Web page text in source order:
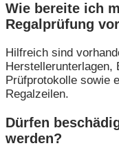
Wie bereite ich
Regalprüfung
Hilfreich sind
Herstellerunterlagen,
Prüfprotokolle sowie
Regalzeilen.
Dürfen
werden?